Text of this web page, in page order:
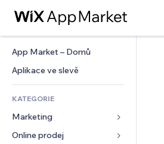
App Market – Domů
Aplikace ve slevě
KATEGORIE
Marketing
Reklamy
Online prodej